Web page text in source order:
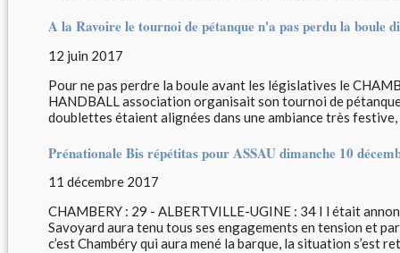
A la Ravoire le tournoi de pétanque n'a pas perdu la boule
12 juin 2017
Pour ne pas perdre la boule avant les législatives le
HANDBALL association organisait son tournoi de
doublettes étaient alignées dans une ambiance très festive,
Prénationale Bis répétitas pour ASSAU dimanche 10
11 décembre 2017
CHAMBERY : 29 - ALBERTVILLE-UGINE : 34 I l était
Savoyard aura tenu tous ses engagements en tension et
c’est Chambéry qui aura mené la barque, la situation s’est